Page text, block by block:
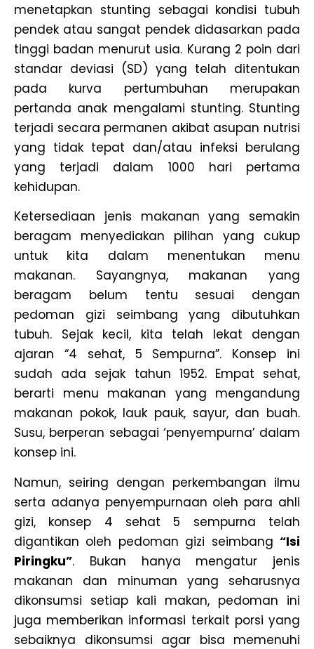
menetapkan stunting sebagai kondisi tubuh
pendek atau sangat pendek didasarkan pada
tinggi badan menurut usia. Kurang 2 poin dari
standar deviasi (SD) yang telah ditentukan
pada kurva pertumbuhan merupakan
pertanda anak mengalami stunting. Stunting
terjadi secara permanen akibat asupan nutrisi
yang tidak tepat dan/atau infeksi berulang
yang terjadi dalam 1000 hari pertama
kehidupan.
Ketersediaan jenis makanan yang semakin
beragam menyediakan pilihan yang cukup
untuk kita dalam menentukan menu
makanan. Sayangnya, makanan yang
beragam belum tentu sesuai dengan
pedoman gizi seimbang yang dibutuhkan
tubuh. Sejak kecil, kita telah lekat dengan
ajaran “4 sehat, 5 Sempurna”. Konsep ini
sudah ada sejak tahun 1952. Empat sehat,
berarti menu makanan yang mengandung
makanan pokok, lauk pauk, sayur, dan buah.
Susu, berperan sebagai ‘penyempurna’ dalam
konsep ini.
Namun, seiring dengan perkembangan ilmu
serta adanya penyempurnaan oleh para ahli
gizi, konsep 4 sehat 5 sempurna telah
digantikan oleh pedoman gizi seimbang “Isi
Piringku”. Bukan hanya mengatur jenis
makanan dan minuman yang seharusnya
dikonsumsi setiap kali makan, pedoman ini
juga memberikan informasi terkait porsi yang
sebaiknya dikonsumsi agar bisa memenuhi